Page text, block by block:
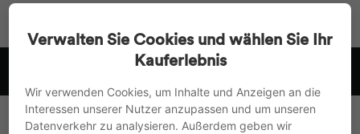
Accédez
au
Verwalten Sie Cookies und wählen Sie Ihr
Kauferlebnis
Wir verwenden Cookies, um Inhalte und Anzeigen an die
Interessen unserer Nutzer anzupassen und um unseren
Datenverkehr zu analysieren. Außerdem geben wir
le
diaporama
nous expédions vers l'UE, le Royaume-Uni et la Suisse